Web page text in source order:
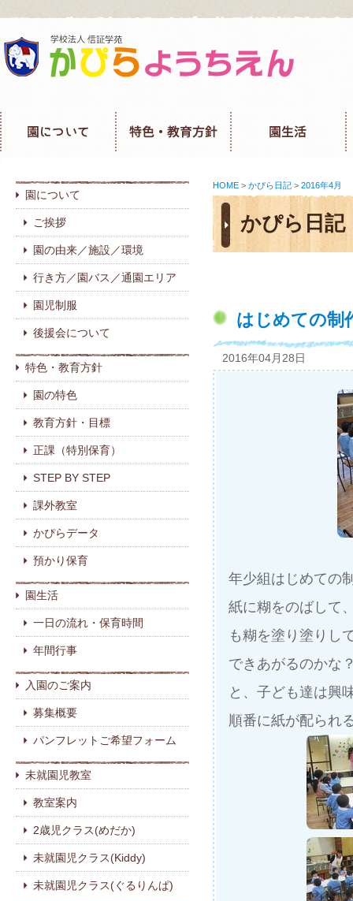
園について
ご挨拶
園の由来／施設／環境
行き方／園バス／通園エリア
園児制服
後援会について
特色・教育方針
園の特色
教育方針・目標
正課（特別保育）
STEP BY STEP
課外教室
かぴらデータ
預かり保育
園生活
一日の流れ・保育時間
年間行事
入園のご案内
募集概要
パンフレットご希望フォーム
未就園児教室
教室案内
2歳児クラス(めだか)
未就園児クラス(Kiddy)
未就園児クラス(ぐるりんぱ)
HOME > かぴら日記 > 2016年4月
かぴら日記
はじめての制
2016年04月28日
年少組はじめての
紙に糊をのばして
も糊を塗り塗りし
できあがるのかな
と、子ども達は興
順番に紙が配られ